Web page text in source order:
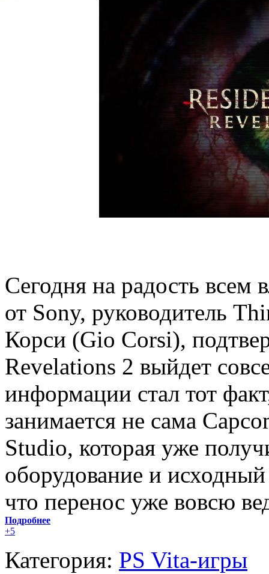
Сегодня на радость всем
от Sony, руководитель
Корси (Gio Corsi),
Revelations 2 выйдет
информации стал тот
занимается не сама
Studio, которая уже
оборудование и
что перенос уже вовсю
Подробнее
+5
Категория: PS Vita-игры